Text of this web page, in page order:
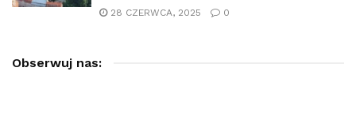
28 CZERWCA, 2025 0
Obserwuj nas: